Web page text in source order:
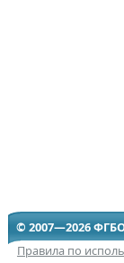
© 2007—2026
Правила по